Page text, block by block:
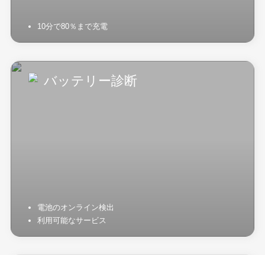
10分で80％まで充電
バッテリー診断
電池のオンライン検出
利用可能なサービス